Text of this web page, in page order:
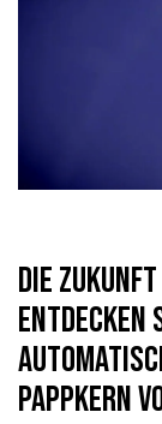
DIE
ENTDECKEN
PAPPKERN